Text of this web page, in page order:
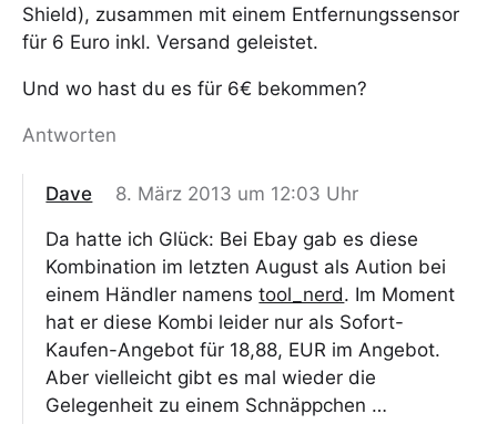
Shield), zusammen mit einem Entfernungssensor
für 6 Euro inkl. Versand geleistet.
Und wo hast du es für 6€ bekommen?
Antworten
Dave 8. März 2013 um 12:03 Uhr
Da hatte ich Glück: Bei Ebay gab es diese
Kombination im letzten August als Aution bei
einem Händler namenstool_nerd. Im Moment
hat er diese Kombi leider nur als Sofort-
Kaufen-Angebot für 18,88, EUR im Angebot.
Aber vielleicht gibt es mal wieder die
Gelegenheit zu einem Schnäppchen …